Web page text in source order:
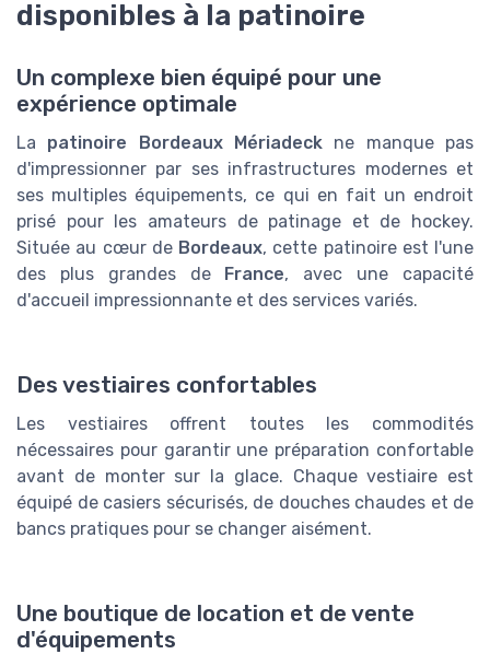
disponibles à la patinoire
Un complexe bien équipé pour une
expérience optimale
La patinoire Bordeaux Mériadeck ne manque pas
d'impressionner par ses infrastructures modernes et
ses multiples équipements, ce qui en fait un endroit
prisé pour les amateurs de patinage et de hockey.
Située au cœur de Bordeaux, cette patinoire est l'une
des plus grandes de France, avec une capacité
d'accueil impressionnante et des services variés.
Des vestiaires confortables
Les vestiaires offrent toutes les commodités
nécessaires pour garantir une préparation confortable
avant de monter sur la glace. Chaque vestiaire est
équipé de casiers sécurisés, de douches chaudes et de
bancs pratiques pour se changer aisément.
Une boutique de location et de vente
d'équipements